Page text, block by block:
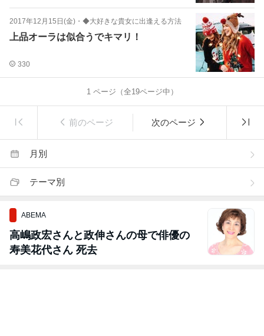
2017年12月15日(金) ・ ◆大好きな貴女に出逢える方法
上品オーラは似合うでキマリ！
330
1ページ（全19ページ中）
前のページ 次のページ
月別
テーマ別
ABEMA
高嶋政宏さんと政伸さんの母で俳優の
寿美花代さん 死去